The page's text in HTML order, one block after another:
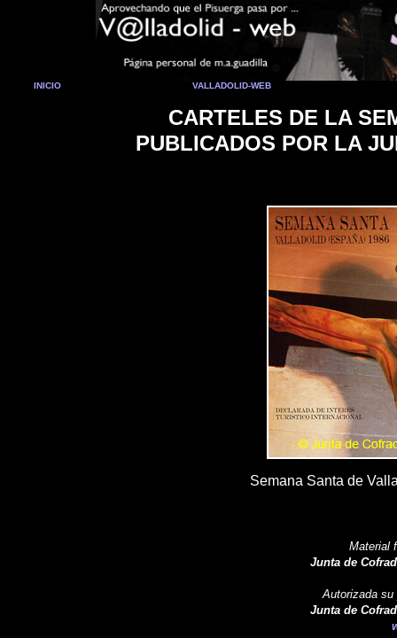
INICIO VALLADOLID-WEB
CARTELES DE LA
PUBLICADOS POR LA
Semana Santa de
Material
Junta de
Autorizada
Junta de